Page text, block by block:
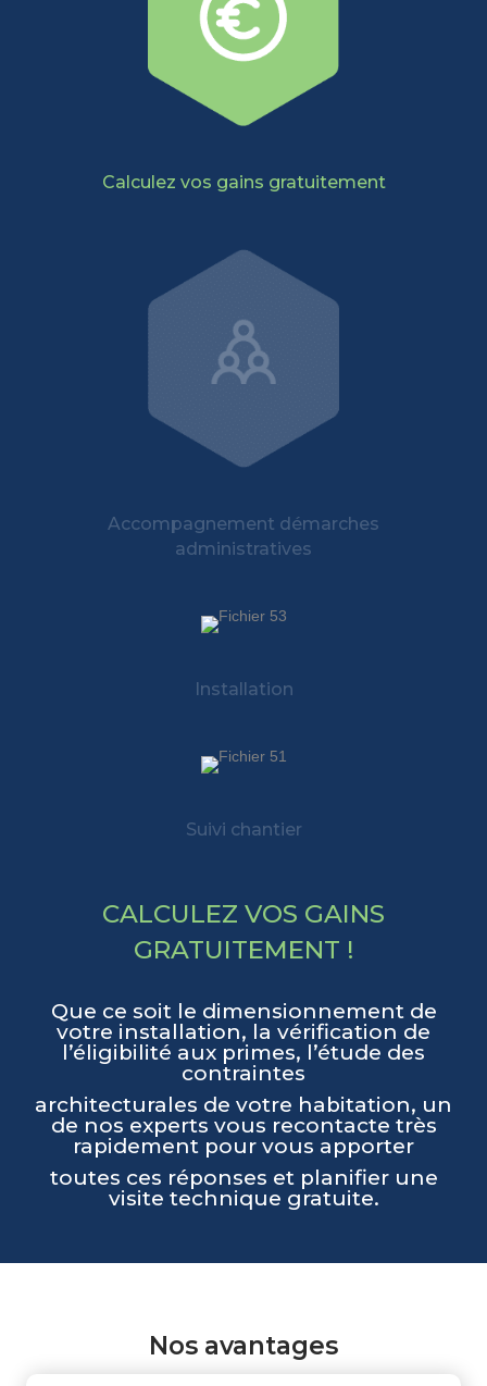
Calculez vos gains gratuitement
Accompagnement démarches
administratives
Installation
Suivi chantier
CALCULEZ VOS GAINS
GRATUITEMENT !
Que ce soit le dimensionnement de
votre installation, la vérification de
l’éligibilité aux primes, l’étude des
contraintes
architecturales de votre habitation, un
de nos experts vous recontacte très
rapidement pour vous apporter
toutes ces réponses et planifier une
visite technique gratuite.
Nos avantages